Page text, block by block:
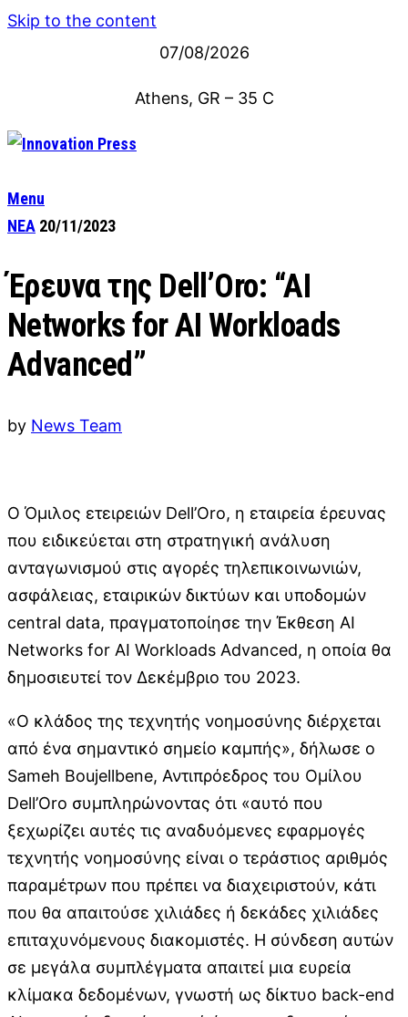
Skip to the content
07/08/2026
Athens, GR – 35 C
Menu
ΝΕΑ 20/11/2023
Έρευνα της Dell’Oro: “AI
Networks for AI Workloads
Advanced”
by News Team
Ο Όμιλος ετειρειών Dell’Oro, η εταιρεία έρευνας
που ειδικεύεται στη στρατηγική ανάλυση
ανταγωνισμού στις αγορές τηλεπικοινωνιών,
ασφάλειας, εταιρικών δικτύων και υποδομών
central data, πραγματοποίησε την Έκθεση AI
Networks for AI Workloads Advanced, η οποία θα
δημοσιευτεί τον Δεκέμβριο του 2023.
«Ο κλάδος της τεχνητής νοημοσύνης διέρχεται
από ένα σημαντικό σημείο καμπής», δήλωσε ο
Sameh Boujellbene, Αντιπρόεδρος του Ομίλου
Dell’Oro συμπληρώνοντας ότι «αυτό που
ξεχωρίζει αυτές τις αναδυόμενες εφαρμογές
τεχνητής νοημοσύνης είναι ο τεράστιος αριθμός
παραμέτρων που πρέπει να διαχειριστούν, κάτι
που θα απαιτούσε χιλιάδες ή δεκάδες χιλιάδες
επιταχυνόμενους διακομιστές. Η σύνδεση αυτών
σε μεγάλα συμπλέγματα απαιτεί μια ευρεία
κλίμακα δεδομένων, γνωστή ως δίκτυο back-end